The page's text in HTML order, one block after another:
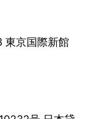
東京国際新館